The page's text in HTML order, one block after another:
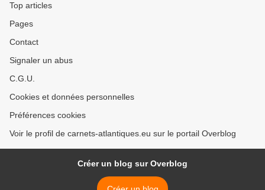
Top articles
Pages
Contact
Signaler un abus
C.G.U.
Cookies et données personnelles
Préférences cookies
Voir le profil de carnets-atlantiques.eu sur le portail Overblog
Créer un blog sur Overblog